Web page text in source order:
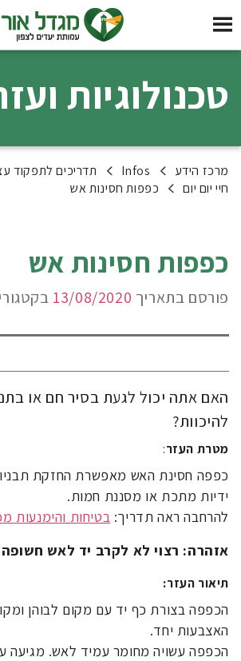
טכנולוגיות
מרכז הידע Infos
תדריכים לתפקוד
חיי יום יום
כפפות חסינות אש
כפפות חסינות אש
פורסם בתאריך 13/08/2020
האם אתה יכול לגעת בסיר חם או
להיכוות?
מטרת העזר:
כפפה חסינת האש מאפשרת החזקת
ידיות מתכת או מסננת חמות.
להרחבה ראה תדריך: בטיחות והימנעות
אזהרה: רצוי לא לקרב יד לאש
תיאור העזר:
הכפפה בצורת כף יד עם מקום לבוהן
האצבעות יחד.
הכפפה עשויה מחומר עמיד לאש. מגיעה